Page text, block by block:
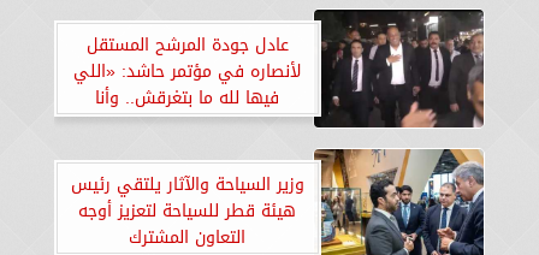
عادل جودة المرشح المستقل
لأنصاره في مؤتمر حاشد: «اللي
فيها لله ما بتغرقش.. وأنا
معاكم»
وزير السياحة والآثار يلتقي رئيس
هيئة قطر للسياحة لتعزيز أوجه
التعاون المشترك